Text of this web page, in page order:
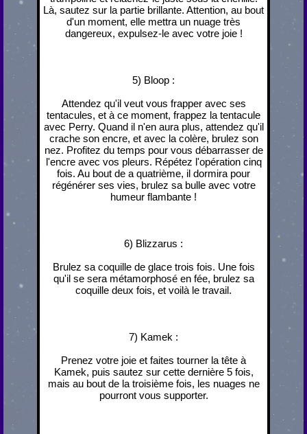
Là, sautez sur la partie brillante. Attention, au bout
d'un moment, elle mettra un nuage très
dangereux, expulsez-le avec votre joie !
5) Bloop :
Attendez qu'il veut vous frapper avec ses
tentacules, et à ce moment, frappez la tentacule
avec Perry. Quand il n'en aura plus, attendez qu'il
crache son encre, et avec la colère, brulez son
nez. Profitez du temps pour vous débarrasser de
l'encre avec vos pleurs. Répétez l'opération cinq
fois. Au bout de a quatrième, il dormira pour
régénérer ses vies, brulez sa bulle avec votre
humeur flambante !
6) Blizzarus :
Brulez sa coquille de glace trois fois. Une fois
qu'il se sera métamorphosé en fée, brulez sa
coquille deux fois, et voilà le travail.
7) Kamek :
Prenez votre joie et faites tourner la tête à
Kamek, puis sautez sur cette dernière 5 fois,
mais au bout de la troisième fois, les nuages ne
pourront vous supporter.